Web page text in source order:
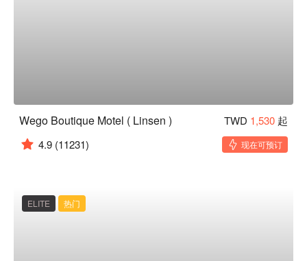
Wego Boutique Motel ( Linsen ) TWD 1,530 起
4.9 (11231) 现在可预订
ELITE 热门